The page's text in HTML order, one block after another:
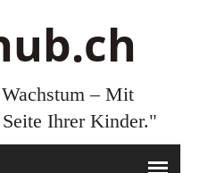
– Mit
Ihrer Kinder."